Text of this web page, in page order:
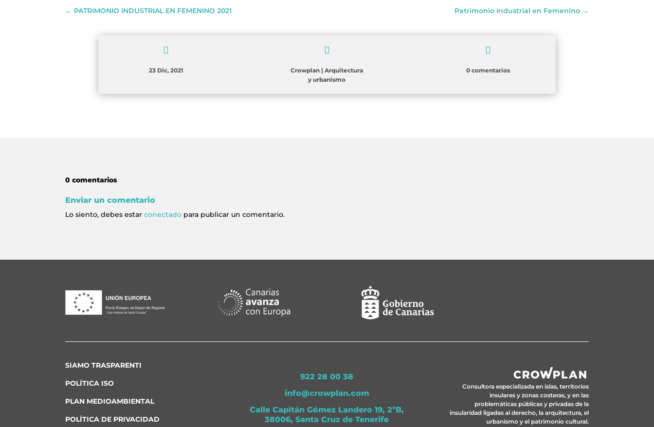
← PATRIMONIO INDUSTRIAL EN FEMENINO 2021 Patrimonio Industrial en Femenino →

23 Dic, 2021

Crowplan |Arquitectura
y urbanismo

0 comentarios
0 comentarios
Enviar un comentario
Lo siento, debes estarconectado para publicar un comentario.
SIAMO TRASPARENTI
POLÍTICA ISO
PLAN MEDIOAMBIENTAL
POLÍTICA DE PRIVACIDAD
922 28 00 38
info@crowplan.com
Calle Capitán Gómez Landero 19, 2ºB,
38006, Santa Cruz de Tenerife
Consultora especializada en islas, territorios
insulares y zonas costeras, y en las
problemáticas públicas y privadas de la
insularidad ligadas al derecho, la arquitectura, el
urbanismo y el patrimonio cultural.